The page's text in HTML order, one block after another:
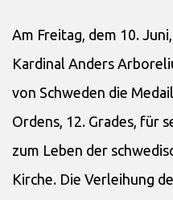
Am Freitag, dem 10.
Kardinal Anders
von Schweden die
Ordens, 12. Grades, für
zum Leben der
Kirche. Die Verleihung